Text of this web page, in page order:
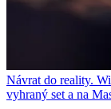
Návrat do reality.
vyhraný set a na